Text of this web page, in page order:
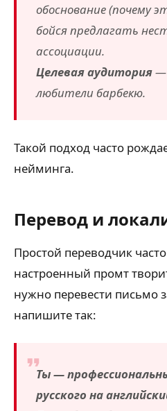
обоснование (почему
бойся предлагать
ассоциации.
Целевая аудитория—
любители барбекю.
Такой подход часто
нейминга.
Перевод и
Простой переводчик
настроенный промт
нужно перевести письмо
напишите так:
Ты —
русского на